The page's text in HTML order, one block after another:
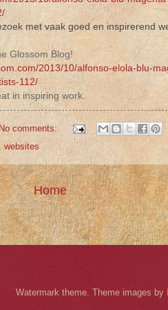
met vaak goed en inspirerend
Glossom Blog!
2013/10/alfonso-elola-blu-
112/
in inspiring work.
comments:
websites
Home
Watermark theme. Theme images by